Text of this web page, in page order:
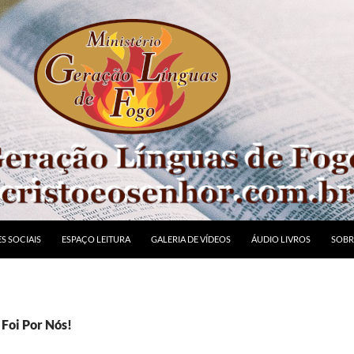
SOCIAIS ESPAÇO LEITURA GALERIA DE VÍDEOS ÁUDIO LIVROS
Por Nós!